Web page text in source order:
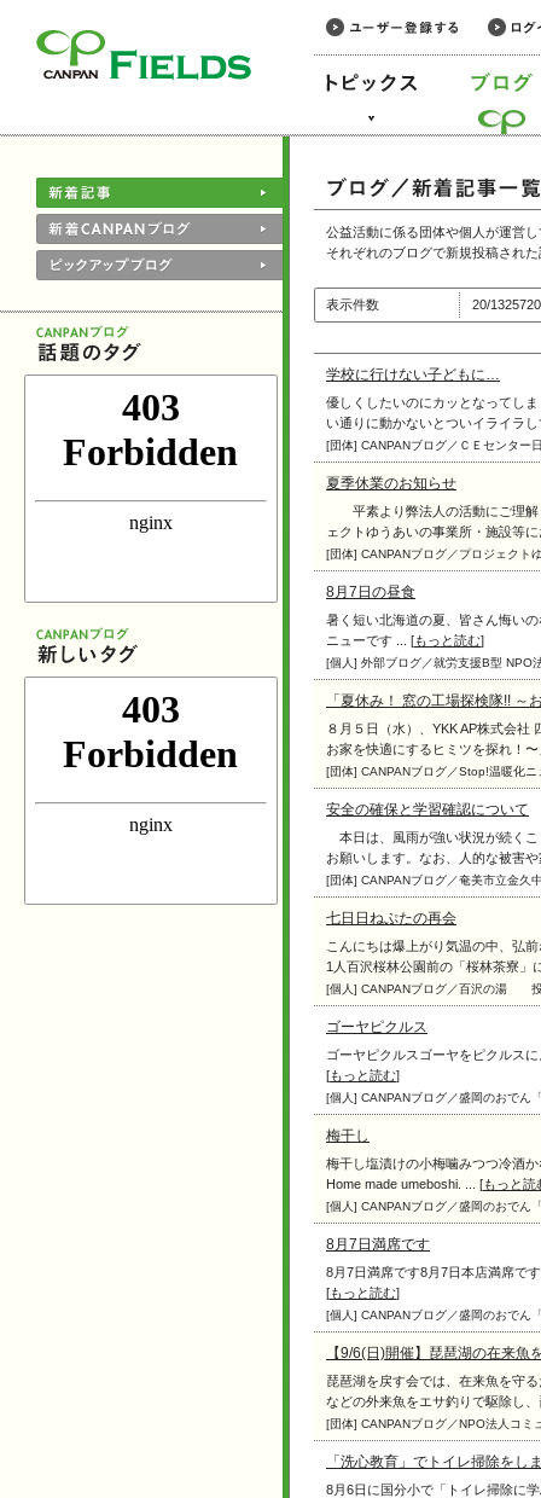
公益活動に係る団体や個人が運営
それぞれのブログで新規投稿され
表示件数 20/
学校に行けない子どもに…
優しくしたいのにカッとなってし
い通りに動かないとついイライラ
[団体] CANPANブログ／ＣＥセンター
夏季休業のお知らせ
平素より弊法人の活動にご理解
ェクトゆうあいの事業所・施設等
[団体] CANPANブログ／プロジェクト
8月7日の昼食
暑く短い北海道の夏、皆さん悔い
ニューです ... [もっと読む]
[個人] 外部ブログ／就労支援B型 NPO
「夏休み！ 窓の工場探検隊!!
８月５日（水）、YKK AP株式会社
お家を快適にするヒミツを探れ！
[団体] CANPANブログ／Stop!温暖化ニ
安全の確保と学習確認について
本日は、風雨が強い状況が続く
お願いします。なお、人的な被害
[団体] CANPANブログ／奄美市立金久
七日日ねぷたの再会
こんにちは爆上がり気温の中、弘
1人百沢桜林公園前の「桜林茶寮」
[個人] CANPANブログ／百沢の湯
ゴーヤピクルス
ゴーヤピクルスゴーヤをピクルス
[もっと読む]
[個人] CANPANブログ／盛岡のおでん
梅干し
梅干し塩漬けの小梅噛みつ
Home made umeboshi. ... [もっと読
[個人] CANPANブログ／盛岡のおでん
8月7日満席です
8月7日満席です8月7日本店満席で
[もっと読む]
[個人] CANPANブログ／盛岡のおでん
【9/6(日)開催】琵琶湖の在来
琵琶湖を戻す会では、在来魚を守
などの外来魚をエサ釣りで駆除し
[団体] CANPANブログ／NPO法人コ
「洗心教育」でトイレ掃除をし
8月6日に国分小で「トイレ掃除に